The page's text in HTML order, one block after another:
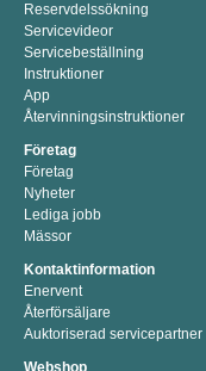
Reservdelssökning
Servicevideor
Servicebeställning
Instruktioner
App
Återvinningsinstruktioner
Företag
Företag
Nyheter
Lediga jobb
Mässor
Kontaktinformation
Enervent
Återförsäljare
Auktoriserad servicepartner
Webshop